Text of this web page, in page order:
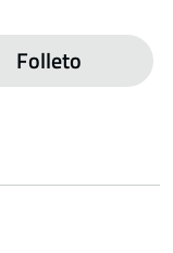
Folleto